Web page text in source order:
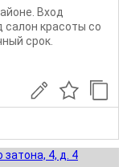
Вход
красоты со
срок.